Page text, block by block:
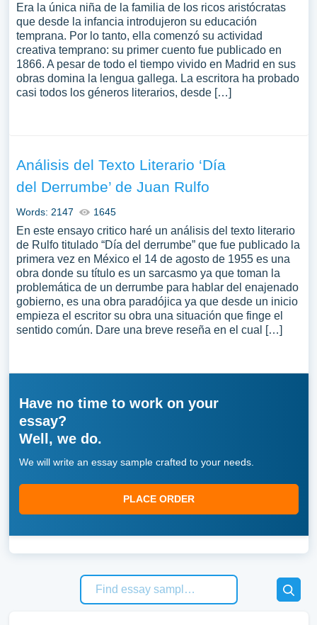
Era la única niña de la familia de los ricos aristócratas
que desde la infancia introdujeron su educación
temprana. Por lo tanto, ella comenzó su actividad
creativa temprano: su primer cuento fue publicado en
1866. A pesar de todo el tiempo vivido en Madrid en sus
obras domina la lengua gallega. La escritora ha probado
casi todos los géneros literarios, desde […]
Análisis del Texto Literario ‘Día
del Derrumbe’ de Juan Rulfo
Words: 2147 1645
En este ensayo critico haré un análisis del texto literario
de Rulfo titulado “Día del derrumbe” que fue publicado la
primera vez en México el 14 de agosto de 1955 es una
obra donde su título es un sarcasmo ya que toman la
problemática de un derrumbe para hablar del enajenado
gobierno, es una obra paradójica ya que desde un inicio
empieza el escritor su obra una situación que finge el
sentido común. Dare una breve reseña en el cual […]
Have no time to work on your
essay?
Well, we do.
We will write an essay sample crafted to your needs.
PLACE ORDER